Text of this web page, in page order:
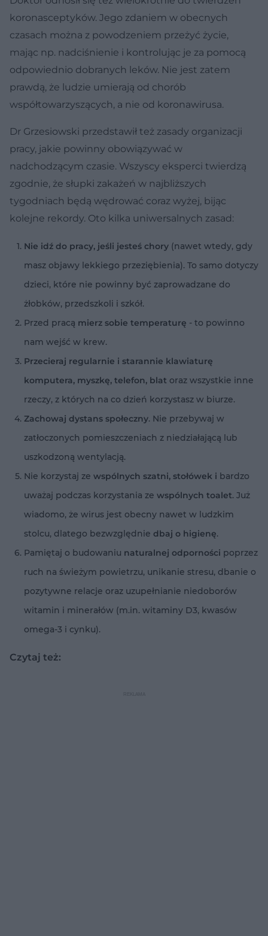
koronasceptyków. Jego zdaniem w obecnych
czasach można z powodzeniem przeżyć życie,
mając np. nadciśnienie i kontrolując je za pomocą
odpowiednio dobranych leków. Nie jest zatem
prawdą, że ludzie umierają od chorób
współtowarzyszących, a nie od koronawirusa.
Dr Grzesiowski przedstawił też zasady organizacji
pracy, jakie powinny obowiązywać w
nadchodzącym czasie. Wszyscy eksperci twierdzą
zgodnie, że słupki zakażeń w najbliższych
tygodniach będą wędrować coraz wyżej, bijąc
kolejne rekordy. Oto kilka uniwersalnych zasad:
Nie idź do pracy, jeśli jesteś chory (nawet wtedy, gdy
masz objawy lekkiego przeziębienia). To samo dotyczy
dzieci, które nie powinny być zaprowadzane do
żłobków, przedszkoli i szkół.
Przed pracą mierz sobie temperaturę - to powinno
nam wejść w krew.
Przecieraj regularnie i starannie klawiaturę
komputera, myszkę, telefon, blat oraz wszystkie inne
rzeczy, z których na co dzień korzystasz w biurze.
Zachowaj dystans społeczny. Nie przebywaj w
zatłoczonych pomieszczeniach z niedziałającą lub
uszkodzoną wentylacją.
Nie korzystaj ze wspólnych szatni, stołówek i bardzo
uważaj podczas korzystania ze wspólnych toalet. Już
wiadomo, że wirus jest obecny nawet w ludzkim
stolcu, dlatego bezwzględnie dbaj o higienę.
Pamiętaj o budowaniu naturalnej odporności poprzez
ruch na świeżym powietrzu, unikanie stresu, dbanie o
pozytywne relacje oraz uzupełnianie niedoborów
witamin i minerałów (m.in. witaminy D3, kwasów
omega-3 i cynku).
Czytaj też: